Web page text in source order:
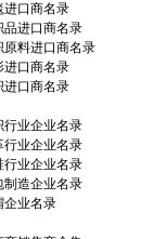
进口商名录
品进口商名录
原料进口商名录
进口商名录
进口商名录
行业企业名录
行业企业名录
行业企业名录
制造企业名录
企业名录